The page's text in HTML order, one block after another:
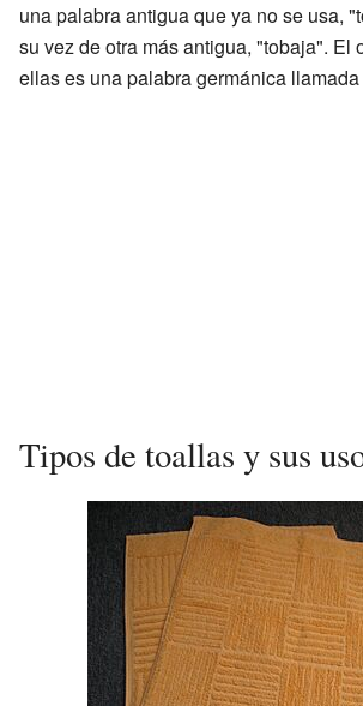
una palabra antigua que ya no se usa,
su vez de otra más antigua, "tobaja". El
ellas es una palabra germánica llamada
Tipos de toallas y sus